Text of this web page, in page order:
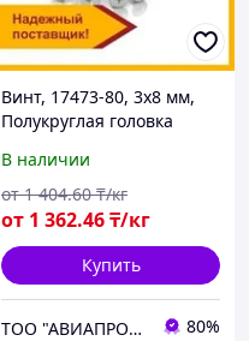
Винт, 17473-80, 3х8 мм,
Полукруглая головка
В наличии
от 1 362.46₸/кг
от 1 404.60 ₸/кг
Купить
ТОО "АВИАПРОМСТАЛЬ" 80%